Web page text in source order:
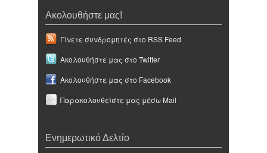
Ακολουθήστε μας!
Γίνετε συνδρομητές στο RSS Feed
Ακολουθήστε μας στο Twitter
Ακολουθήστε μας στο Facebook
Παρακολουθείστε μας μέσω Mail
Ενημερωτικό Δελτίο